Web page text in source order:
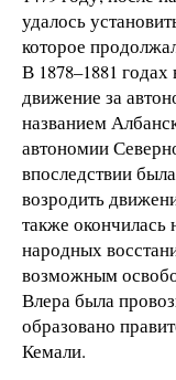
удалось
которое
В 1878–1881
движение за
названием
автономии
впоследствии
возродить
также окончилась
народных
возможным
Влера была
образовано
Кемали.